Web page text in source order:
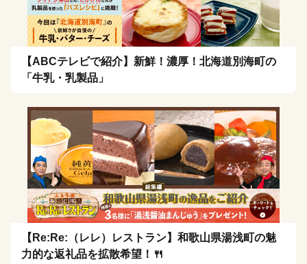
【ABCテレビで紹介】新鮮！濃厚！北海道別海町の
「牛乳・乳製品」
【Re:Re:（レレ）レストラン】和歌山県湯浅町の魅
力的な返礼品を拡散希望！🍴